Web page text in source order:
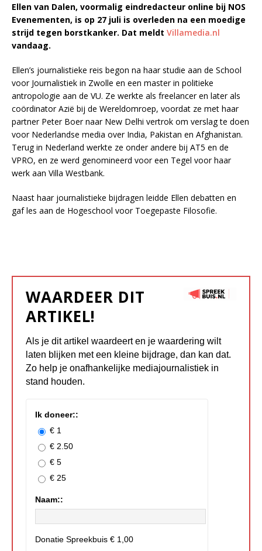
Ellen van Dalen, voormalig eindredacteur online bij NOS
Evenementen, is op 27 juli is overleden na een moedige
strijd tegen borstkanker. Dat meldt Villamedia.nl
vandaag.
Ellen’s journalistieke reis begon na haar studie aan de School
voor Journalistiek in Zwolle en een master in politieke
antropologie aan de VU. Ze werkte als freelancer en later als
coördinator Azië bij de Wereldomroep, voordat ze met haar
partner Peter Boer naar New Delhi vertrok om verslag te doen
voor Nederlandse media over India, Pakistan en Afghanistan.
Terug in Nederland werkte ze onder andere bij AT5 en de
VPRO, en ze werd genomineerd voor een Tegel voor haar
werk aan Villa Westbank.
Naast haar journalistieke bijdragen leidde Ellen debatten en
gaf les aan de Hogeschool voor Toegepaste Filosofie.
WAARDEER DIT
ARTIKEL!
Als je dit artikel waardeert en je waardering wilt
laten blijken met een kleine bijdrage, dan kan dat.
Zo help je onafhankelijke mediajournalistiek in
stand houden.
Ik doneer::
€ 1
€ 2.50
€ 5
€ 25
Naam::
Donatie Spreekbuis € 1,00